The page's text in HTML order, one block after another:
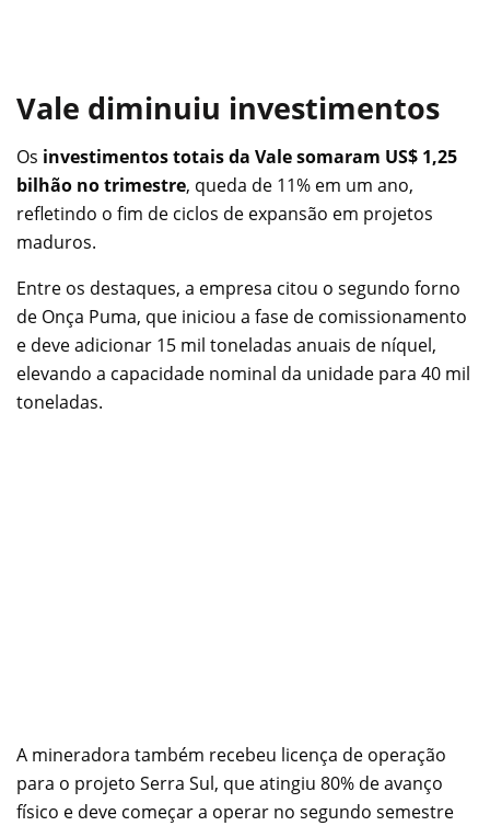
Vale diminuiu investimentos
Os investimentos totais da Vale somaram US$ 1,25
bilhão no trimestre, queda de 11% em um ano,
refletindo o fim de ciclos de expansão em projetos
maduros.
Entre os destaques, a empresa citou o segundo forno
de Onça Puma, que iniciou a fase de comissionamento
e deve adicionar 15 mil toneladas anuais de níquel,
elevando a capacidade nominal da unidade para 40 mil
toneladas.
A mineradora também recebeu licença de operação
para o projeto Serra Sul, que atingiu 80% de avanço
físico e deve começar a operar no segundo semestre